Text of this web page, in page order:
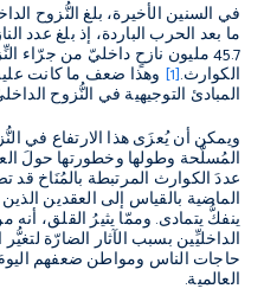
في السنين الأخيرة، بلغ النُّزوح
ما بعد الحرب الباردة، إذ بلغ عدد
الكوارث.[1]
المبادئ التوجيهية في النُّزوح
ويمكن أن يُعزَى هذا الارتفاع في
المُسلَّحة وطولها وخطورتها حولَ
عددَ الكوارث المرتبطة بالمُنَاخ
الماضية بالقياس إلى العقدين
ينفكُّ يتمادى. وممّا يثيرُ القلق، أنه
الداخليِّين بسبب الآثار الضارّة
العالمية.